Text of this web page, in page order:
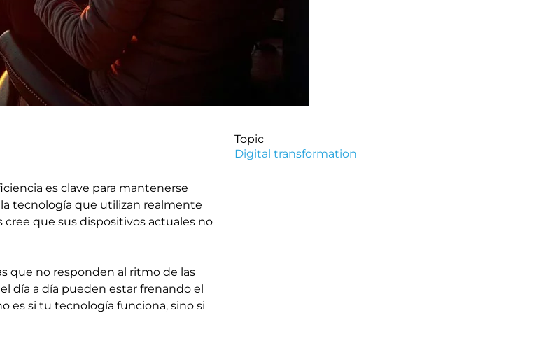
es clave para mantenerse
tecnología que utilizan realmente
cree que sus dispositivos actuales no
que no responden al ritmo de las
día a día pueden estar frenando el
es si tu tecnología funciona, sino si
Topic
Digital transformation